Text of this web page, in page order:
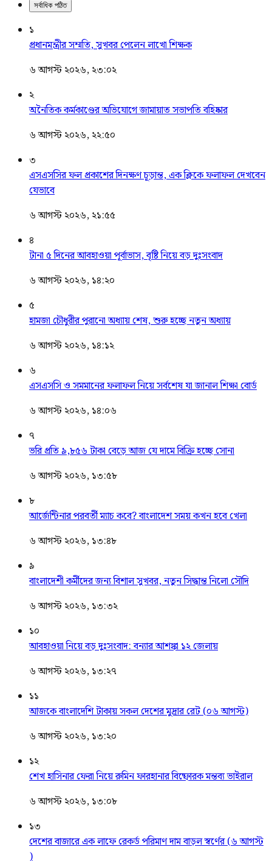
সর্বাধিক পঠিত
১
প্রধানমন্ত্রীর সম্মতি, সুখবর পেলেন লাখো শিক্ষক
৬ আগস্ট ২০২৬, ২৩:০২
২
অনৈতিক কর্মকাণ্ডের অভিযোগে জামায়াত সভাপতি বহিষ্কার
৬ আগস্ট ২০২৬, ২২:৫০
৩
এসএসসির ফল প্রকাশের দিনক্ষণ চূড়ান্ত, এক ক্লিকে ফলাফল দেখবেন
যেভাবে
৬ আগস্ট ২০২৬, ২১:৫৫
৪
টানা ৫ দিনের আবহাওয়া পূর্বাভাস, বৃষ্টি নিয়ে বড় দুঃসংবাদ
৬ আগস্ট ২০২৬, ১৪:২০
৫
হামজা চৌধুরীর পুরানো অধ্যায় শেষ, শুরু হচ্ছে নতুন অধ্যায়
৬ আগস্ট ২০২৬, ১৪:১২
৬
এসএসসি ও সমমানের ফলাফল নিয়ে সর্বশেষ যা জানাল শিক্ষা বোর্ড
৬ আগস্ট ২০২৬, ১৪:০৬
৭
ভরি প্রতি ৯,৮৫৬ টাকা বেড়ে আজ যে দামে বিক্রি হচ্ছে সোনা
৬ আগস্ট ২০২৬, ১৩:৫৮
৮
আর্জেন্টিনার পরবর্তী ম্যাচ কবে? বাংলাদেশ সময় কখন হবে খেলা
৬ আগস্ট ২০২৬, ১৩:৪৮
৯
বাংলাদেশী কর্মীদের জন্য বিশাল সুখবর, নতুন সিদ্ধান্ত নিলো সৌদি
৬ আগস্ট ২০২৬, ১৩:৩২
১০
আবহাওয়া নিয়ে বড় দুঃসংবাদ: বন্যার আশঙ্কা ১২ জেলায়
৬ আগস্ট ২০২৬, ১৩:২৭
১১
আজকে বাংলাদেশি টাকায় সকল দেশের মুদ্রার রেট (০৬ আগস্ট)
৬ আগস্ট ২০২৬, ১৩:২০
১২
শেখ হাসিনার ফেরা নিয়ে রুমিন ফারহানার বিষ্ফোরক মন্তব্য ভাইরাল
৬ আগস্ট ২০২৬, ১৩:০৮
১৩
দেশের বাজারে এক লাফে রেকর্ড পরিমাণ দাম বাড়ল স্বর্ণের (৬ আগস্ট
)